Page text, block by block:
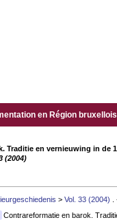
en Région
Traditie en vernieuwing in de
(2004)
> Vol. 33 (2004)
Contrareformatie en barok.